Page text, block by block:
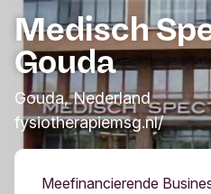
Medisch
Gouda
Gouda, Nederland
fysiotherapiemsg.nl/
Meefinancierende